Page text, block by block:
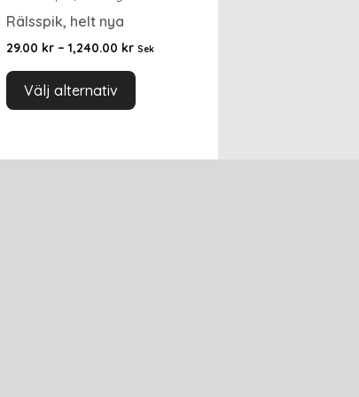
Rälsspik, helt nya
29.00 kr – 1,240.00 kr Sek
Välj alternativ